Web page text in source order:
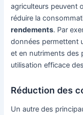
agriculteurs peuvent
réduire la
rendements. Par
données permettent
et en nutriments des
utilisation efficace
Réduction des
Un autre des